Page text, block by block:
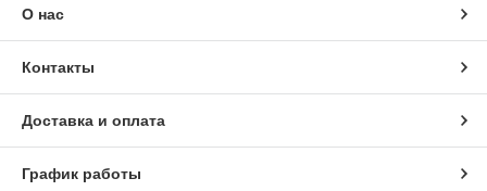
О нас
Контакты
Доставка и оплата
График работы